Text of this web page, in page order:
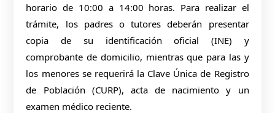
horario de 10:00 a 14:00 horas. Para realizar el
trámite, los padres o tutores deberán presentar
copia de su identificación oficial (INE) y
comprobante de domicilio, mientras que para las y
los menores se requerirá la Clave Única de Registro
de Población (CURP), acta de nacimiento y un
examen médico reciente.